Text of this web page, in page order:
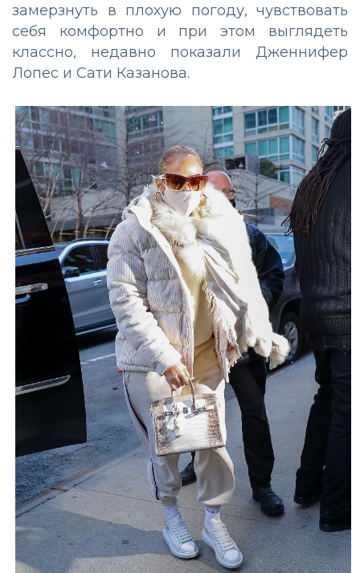
замерзнуть в плохую погоду, чувствовать
себя комфортно и при этом выглядеть
классно, недавно показали Дженнифер
Лопес и Сати Казанова.